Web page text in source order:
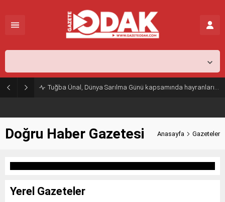
Tuğba Ünal, Dünya Sarılma Günü kapsamında hayranlarıyla buluştu
Doğru Haber Gazetesi Anasayfa Gazeteler
Yerel Gazeteler